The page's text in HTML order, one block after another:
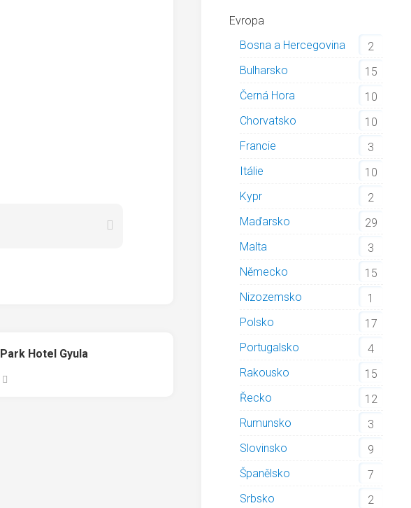
Park Hotel Gyula
Evropa
Bosna a Hercegovina
2
Bulharsko
15
Černá Hora
10
Chorvatsko
10
Francie
3
Itálie
10
Kypr
2
Maďarsko
29
Malta
3
Německo
15
Nizozemsko
1
Polsko
17
Portugalsko
4
Rakousko
15
Řecko
12
Rumunsko
3
Slovinsko
9
Španělsko
7
Srbsko
2